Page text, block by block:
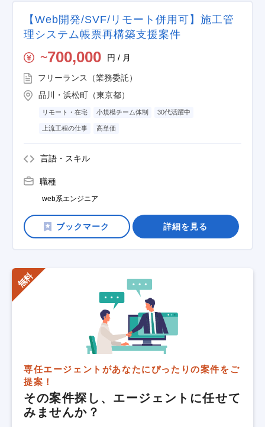
【Web開発/SVF/リモート併用可】施工管
理システム帳票再構築支援案件
〜700,000 円 / 月
フリーランス（業務委託）
品川・浜松町（東京都）
リモート・在宅 小規模チーム体制 30代活躍中
上流工程の仕事 高単価
言語・スキル
職種
web系エンジニア
詳細を見る
専任エージェントがあなたにぴったりの案件をご
提案！
その案件探し、エージェントに任せて
みませんか？